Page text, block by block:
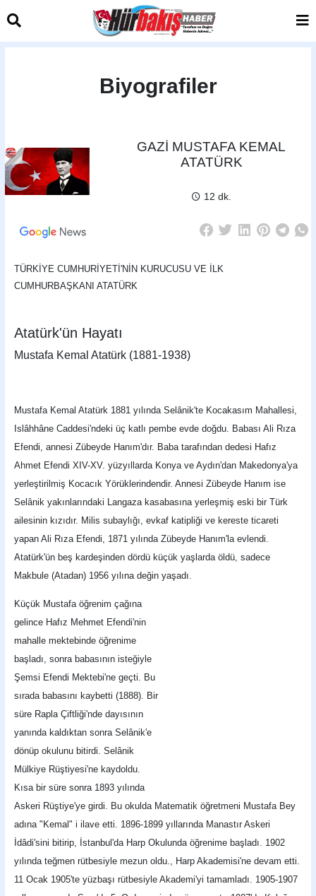
Biyografiler
GAZİ MUSTAFA KEMAL
ATATÜRK
12 dk.
TÜRKİYE CUMHURİYETİ'NİN KURUCUSU VE İLK
CUMHURBAŞKANI ATATÜRK
Atatürk'ün Hayatı
Mustafa Kemal Atatürk (1881-1938)
Mustafa Kemal Atatürk 1881 yılında Selânik'te Kocakasım Mahallesi,
Islâhhâne Caddesi'ndeki üç katlı pembe evde doğdu. Babası Ali Rıza
Efendi, annesi Zübeyde Hanım'dır. Baba tarafından dedesi Hafız
Ahmet Efendi XIV-XV. yüzyıllarda Konya ve Aydın'dan Makedonya'ya
yerleştirilmiş Kocacık Yörüklerindendir. Annesi Zübeyde Hanım ise
Selânik yakınlarındaki Langaza kasabasına yerleşmiş eski bir Türk
ailesinin kızıdır. Milis subaylığı, evkaf katipliği ve kereste ticareti
yapan Ali Rıza Efendi, 1871 yılında Zübeyde Hanım'la evlendi.
Atatürk'ün beş kardeşinden dördü küçük yaşlarda öldü, sadece
Makbule (Atadan) 1956 yılına değin yaşadı.
Küçük Mustafa öğrenim çağına
gelince Hafız Mehmet Efendi'nin
mahalle mektebinde öğrenime
başladı, sonra babasının isteğiyle
Şemsi Efendi Mektebi'ne geçti. Bu
sırada babasını kaybetti (1888). Bir
süre Rapla Çiftliği'nde dayısının
yanında kaldıktan sonra Selânik'e
dönüp okulunu bitirdi. Selânik
Mülkiye Rüştiyesi'ne kaydoldu.
Kısa bir süre sonra 1893 yılında
Askeri Rüştiye'ye girdi. Bu okulda Matematik öğretmeni Mustafa Bey
adına "Kemal" i ilave etti. 1896-1899 yıllarında Manastır Askeri
İdâdi'sini bitirip, İstanbul'da Harp Okulunda öğrenime başladı. 1902
yılında teğmen rütbesiyle mezun oldu., Harp Akademisi'ne devam etti.
11 Ocak 1905'te yüzbaşı rütbesiyle Akademi'yi tamamladı. 1905-1907